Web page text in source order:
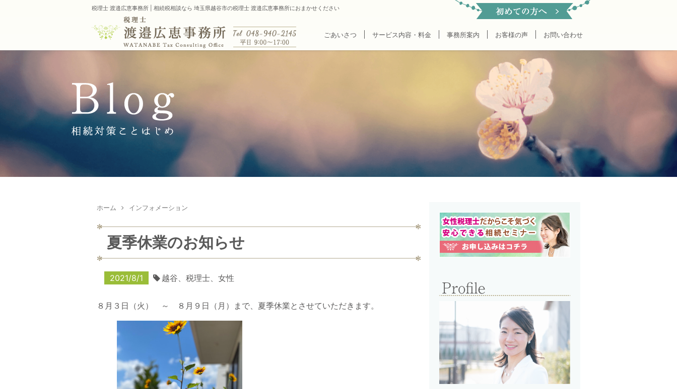
税理士 渡邉広恵事務所 | 相続税相談なら 埼玉県越谷市の税理士 渡邉広恵事務所におまかせください
ごあいさつ サービス内容・料金 事務所案内 お客様の声 お問い合わせ
ホーム インフォメーション
夏季休業のお知らせ
2021/8/1 越谷、税理士、女性
８月３日（火） ～ ８月９日（月）まで、夏季休業とさせていただきます。